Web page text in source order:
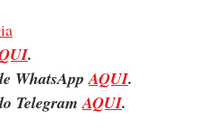
.
WhatsApp AQUI.
Telegram AQUI.